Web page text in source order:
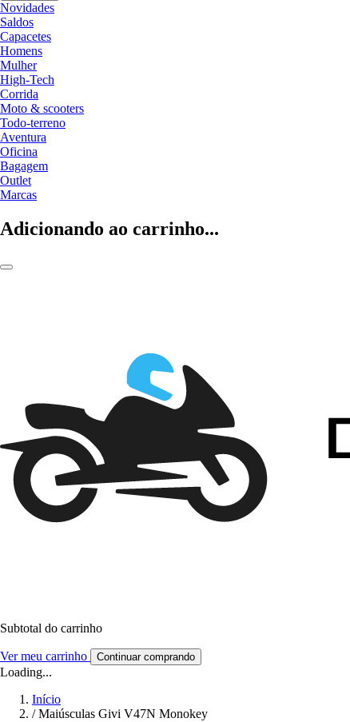
Novidades
Saldos
Capacetes
Homens
Mulher
High-Tech
Corrida
Moto & scooters
Todo-terreno
Aventura
Oficina
Bagagem
Outlet
Marcas
Adicionando ao carrinho...
Subtotal do carrinho
Ver meu carrinho Continuar comprando
Loading...
Início
/ Maiúsculas Givi V47N Monokey